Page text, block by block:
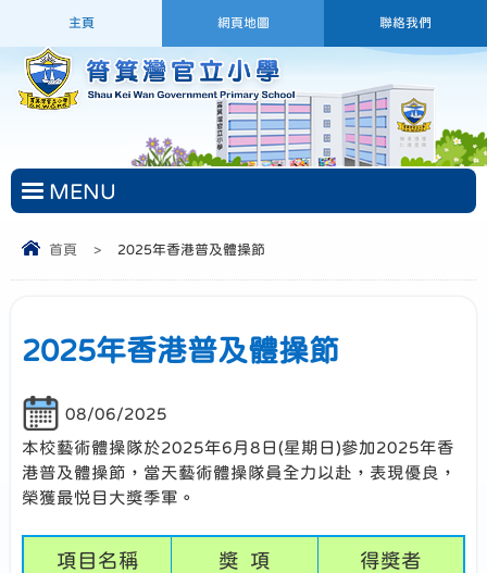
主頁 網頁地圖 聯絡我們
MENU
首頁 > 2025年香港普及體操節
2025年香港普及體操節
08/06/2025
本校藝術體操隊於2025年6月8日(星期日)參加2025年香
港普及體操節，當天藝術體操隊員全力以赴，表現優良，
榮獲最悦目大獎季軍。
項目名稱 獎 項 得獎者